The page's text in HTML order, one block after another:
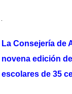
La Consejería de
novena edición
escolares de 35